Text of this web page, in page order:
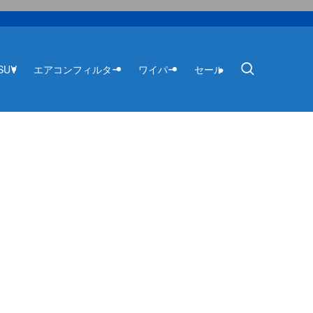
エアコンフィルター ワイパー セール